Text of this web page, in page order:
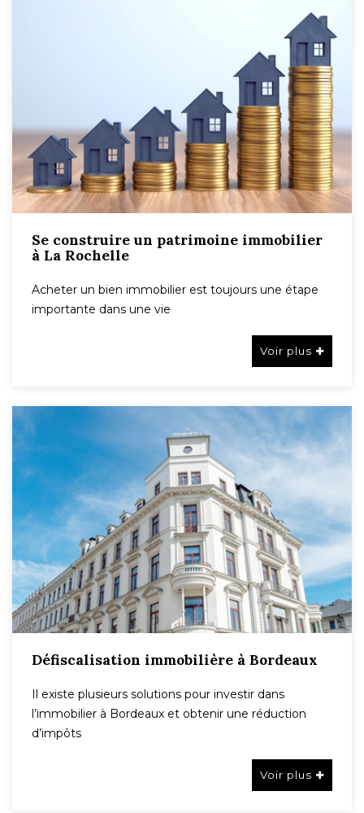
Se construire un patrimoine immobilier
à La Rochelle
Acheter un bien immobilier est toujours une étape
importante dans une vie
Voir plus
Défiscalisation immobilière à Bordeaux
Il existe plusieurs solutions pour investir dans
l’immobilier à Bordeaux et obtenir une réduction
d’impôts
Voir plus